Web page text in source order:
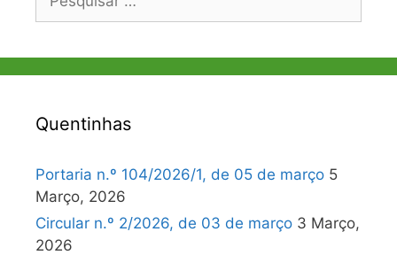
Quentinhas
Portaria n.º 104/2026/1, de 05 de março 5
Março, 2026
Circular n.º 2/2026, de 03 de março 3 Março,
2026